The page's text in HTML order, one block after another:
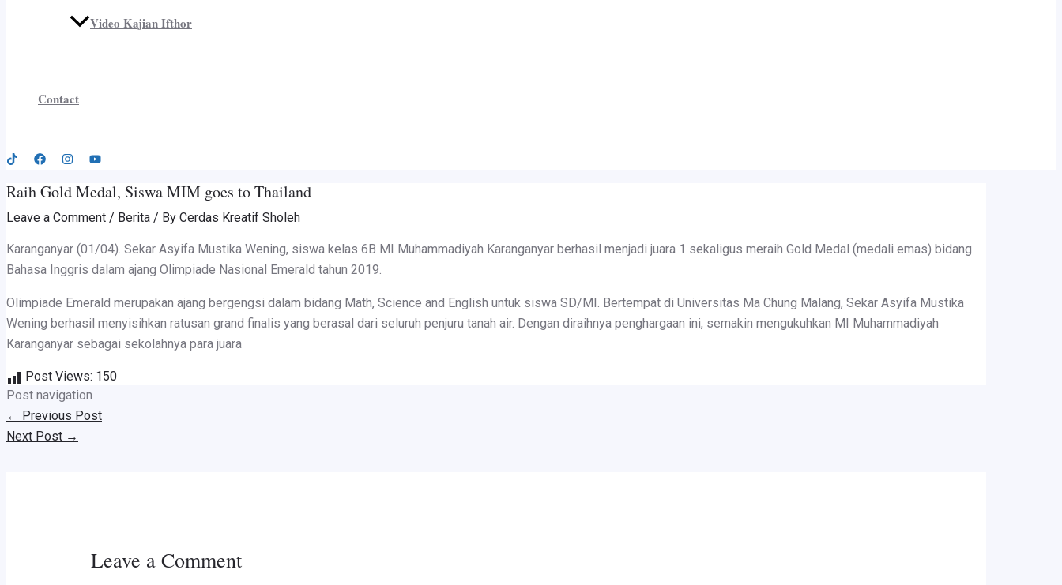
Video Kajian Ifthor
Contact
Raih Gold Medal, Siswa MIM goes to Thailand
Leave a Comment / Berita / By Cerdas Kreatif Sholeh
Karanganyar (01/04). Sekar Asyifa Mustika Wening, siswa kelas 6B MI Muhammadiyah Karanganyar berhasil menjadi juara 1 sekaligus meraih Gold Medal (medali emas) bidang
Bahasa Inggris dalam ajang Olimpiade Nasional Emerald tahun 2019.
Olimpiade Emerald merupakan ajang bergengsi dalam bidang Math, Science and English untuk siswa SD/MI. Bertempat di Universitas Ma Chung Malang, Sekar Asyifa Mustika
Wening berhasil menyisihkan ratusan grand finalis yang berasal dari seluruh penjuru tanah air. Dengan diraihnya penghargaan ini, semakin mengukuhkan MI Muhammadiyah
Karanganyar sebagai sekolahnya para juara
Post Views: 150
Post navigation
← Previous Post
Next Post →
Leave a Comment